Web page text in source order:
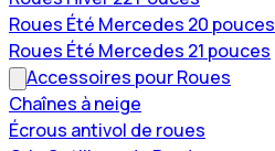
Roues Été Mercedes 20 pouces
Roues Été Mercedes 21 pouces
Accessoires pour Roues
Chaînes à neige
Écrous antivol de roues